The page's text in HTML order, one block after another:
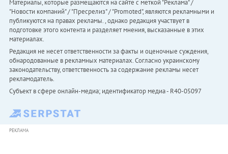
Материалы, которые размещаются на сайте с меткой "Реклама" /
"Новости компаний" / "Пресрелиз" / "Promoted", являются рекламными и
публикуются на правах рекламы. , однако редакция участвует в
подготовке этого контента и разделяет мнения, высказанные в этих
материалах.
Редакция не несет ответственности за факты и оценочные суждения,
обнародованные в рекламных материалах. Согласно украинскому
законодательству, ответственность за содержание рекламы несет
рекламодатель.
Субъект в сфере онлайн-медиа; идентификатор медиа - R40-05097
РЕКЛАМА